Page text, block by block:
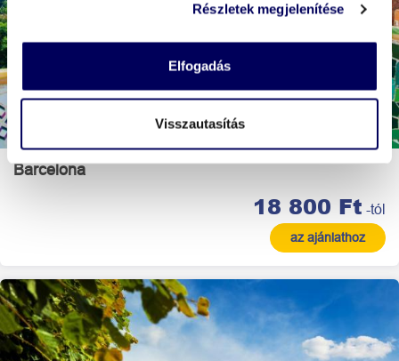
Részletek megjelenítése
Elfogadás
Visszautasítás
Barcelona
18 800 Ft -tól
az ajánlathoz